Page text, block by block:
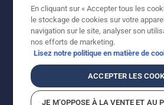
© Husqvarna AB (publ). Tous
indiqués sont des prix de vente
contractuelles. Tous les prix
disponible pour un
Mentions légalesPolitique
Conditions d'utilisation Avis de
En cliquant sur « Accepter tous les
le stockage de cookies sur votre
navigation sur le site, analyser son
nos efforts de marketing.
Lisez notre politique en matière de
ACCEPTER LES
JE M’OPPOSE À LA VENTE ET AU